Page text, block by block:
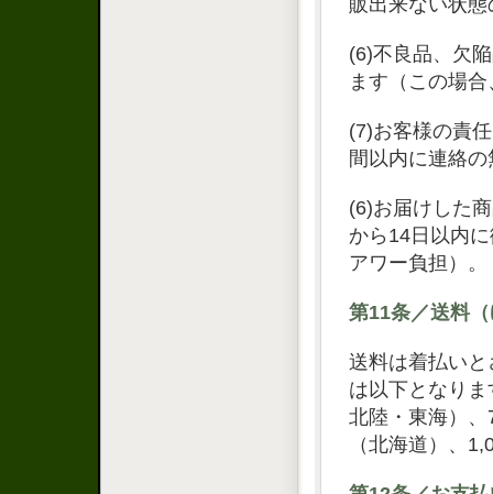
販出来ない状
(6)不良品、欠
ます（この場
(7)お客様の責
間以内に連絡
(6)お届けした
から14日以内
アワー負担）。
第11条／送料
送料は着払い
は以下となり
北陸・東海）
（北海道）、